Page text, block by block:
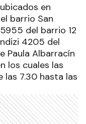
en
barrio San
del barrio 12
4205 del
Paula Albarracín
los cuales las
las 7.30 hasta las